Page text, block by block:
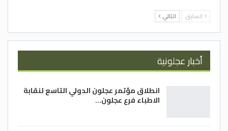
السابق التالي
أخبار عجلونية
انطلاق مؤتمر عجلون الدولي التاسع لنقابة
الاطباء فرع عجلون…